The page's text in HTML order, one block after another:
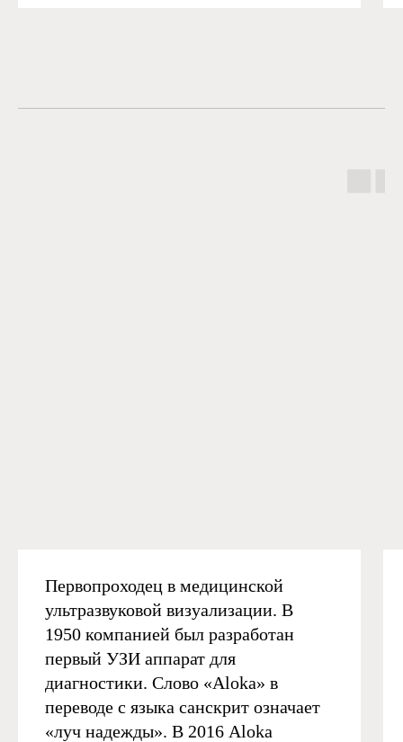
Первопроходец в медицинской
ультразвуковой визуализации. В
1950 компанией был разработан
первый УЗИ аппарат для
диагностики. Слово «Aloka» в
переводе с языка санскрит означает
«луч надежды». В 2016 Aloka